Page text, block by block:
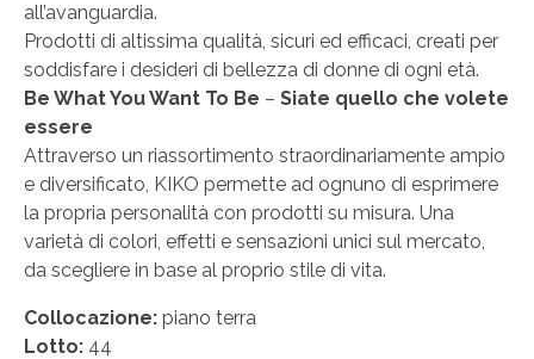
CONTATTI
all’avanguardia.
Prodotti di altissima qualità, sicuri ed efficaci, creati per
soddisfare i desideri di bellezza di donne di ogni età.
Be What You Want To Be – Siate quello che volete
essere
Attraverso un riassortimento straordinariamente ampio
e diversificato, KIKO permette ad ognuno di esprimere
la propria personalità con prodotti su misura. Una
varietà di colori, effetti e sensazioni unici sul mercato,
da scegliere in base al proprio stile di vita.
Collocazione: piano terra
Lotto: 44